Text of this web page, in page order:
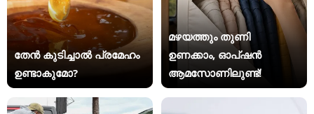
തേൻ കുടിച്ചാൽ പ്രമേഹം
ഉണ്ടാകുമോ?
മഴയത്തും തുണി
ഉണക്കാം, ഓപ്ഷൻ
ആമസോണിലുണ്ട്!